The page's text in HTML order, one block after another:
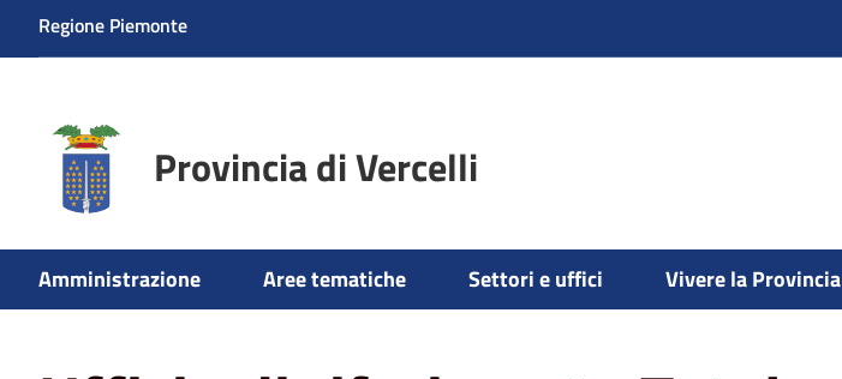
Regione Piemonte
Provincia di Vercelli
Amministrazione Aree tematiche Settori e uffici Vivere la Provincia
Home Ufficio di riferimento Tutela Ambientale